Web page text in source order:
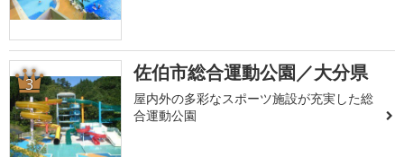
3 佐伯市総合運動公園／大分県
屋内外の多彩なスポーツ施設が充実した総
合運動公園